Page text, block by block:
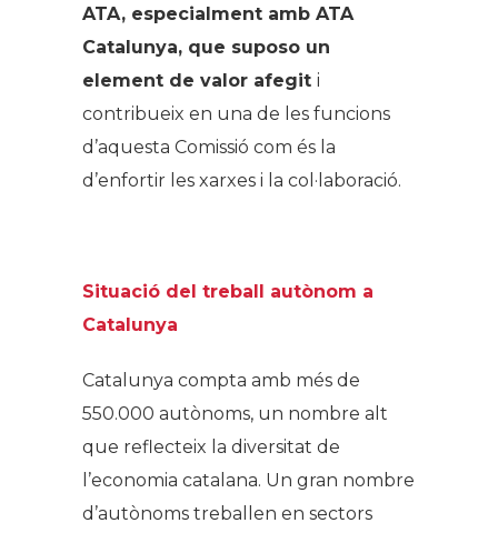
ATA, especialment amb ATA
Catalunya, que suposo un
element de valor afegit i
contribueix en una de les funcions
d’aquesta Comissió com és la
d’enfortir les xarxes i la col·laboració.
Situació del treball autònom a
Catalunya
Catalunya compta amb més de
550.000 autònoms, un nombre alt
que reflecteix la diversitat de
l’economia catalana. Un gran nombre
d’autònoms treballen en sectors